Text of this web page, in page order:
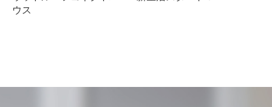
ウス